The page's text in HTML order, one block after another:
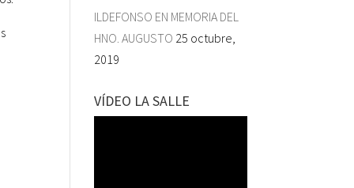
ILDEFONSO EN MEMORIA DEL
HNO. AUGUSTO 25 octubre,
2019
VÍDEO LA SALLE